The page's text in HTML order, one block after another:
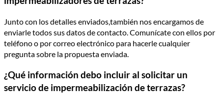
Junto con los detalles enviados,también nos encargamos de
enviarle todos sus datos de contacto. Comunícate con ellos por
teléfono o por correo electrónico para hacerle cualquier
pregunta sobre la propuesta enviada.
¿Qué información debo incluir al solicitar un
servicio de impermeabilización de terrazas?